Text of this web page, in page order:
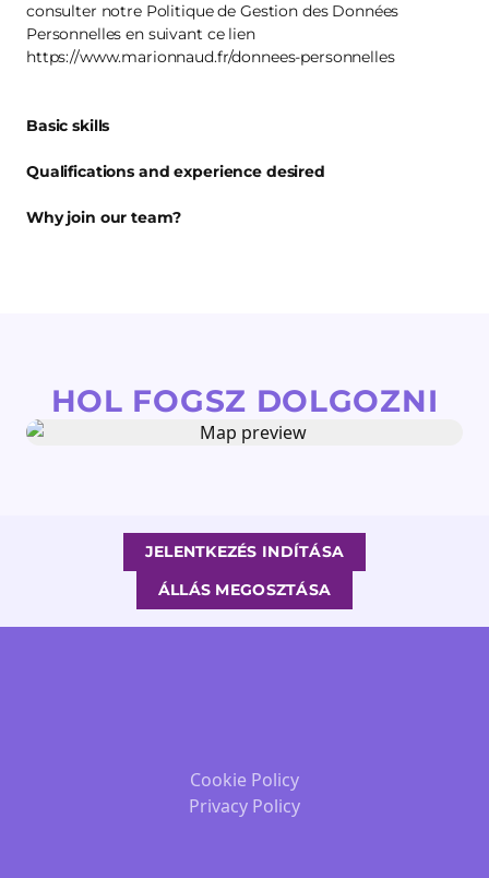
consulter notre Politique de Gestion des Données
Personnelles en suivant ce lien
https://www.marionnaud.fr/donnees-personnelles
Basic skills
Qualifications and experience desired
Why join our team?
HOL FOGSZ DOLGOZNI
JELENTKEZÉS INDÍTÁSA
ÁLLÁS MEGOSZTÁSA
Cookie Policy
Privacy Policy